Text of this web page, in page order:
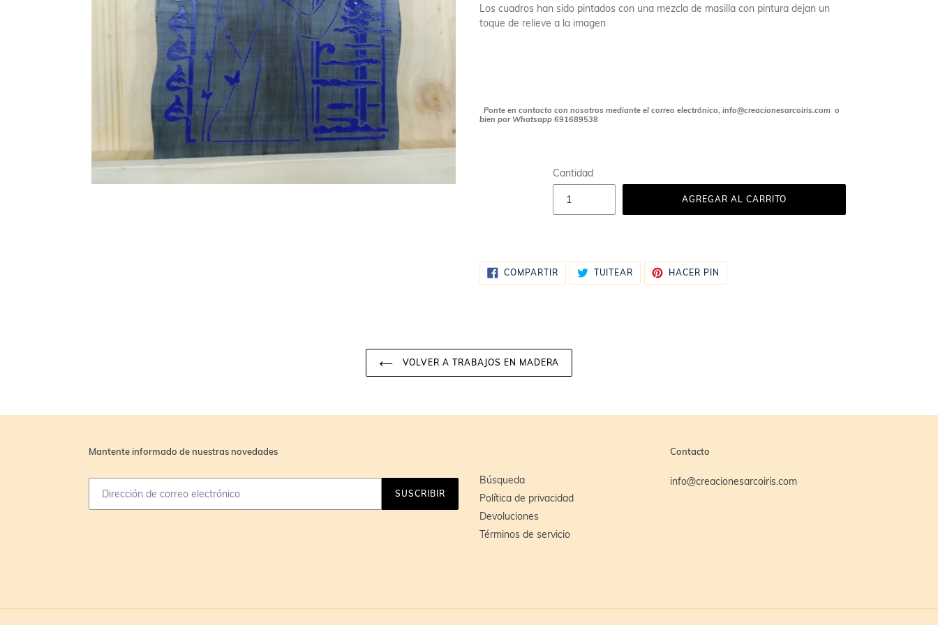
Los cuadros han sido pintados con una mezcla de masilla con pintura dejan un
toque de relieve a la imagen
Ponte en contacto con nosotros mediante el correo electrónico, info@creacionesarcoiris.com o
bien por Whatsapp 691689538
Cantidad
AGREGAR AL CARRITO
COMPARTIRCOMPARTIR
EN
FACEBOOK
TUITEAR TUITEAR
TWITTER
HACER PIN
PINTEREST
VOLVER A TRABAJOS EN MADERA
Mantente informado de nuestras novedades
SUSCRIBIR
Búsqueda
Política de privacidad
Devoluciones
Términos de servicio
Contacto
info@creacionesarcoiris.com